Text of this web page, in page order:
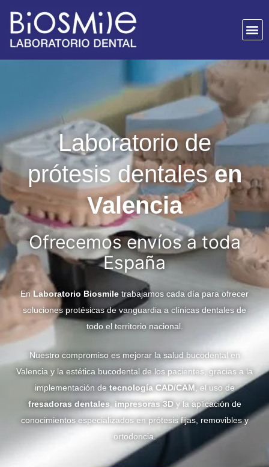
Laboratorio de
prótesis dentalesen
Valencia
Ofrecemos envíos a toda
España
En Laboratorio Biosmile trabajamos cada día para ofrecer
soluciones protésicas de vanguardia a clínicas dentales de
todo el territorio nacional.
Nuestro compromiso es mejorar la salud bucodental en
Valencia y la estética bucodental de los pacientes, gracias a la
implementación de tecnología CAD/CAM , el uso de
fresadoras dentales
impresoras 3Dy la aplicación de
conocimientos especializados en prótesis fijas, removibles y
ortodoncia.